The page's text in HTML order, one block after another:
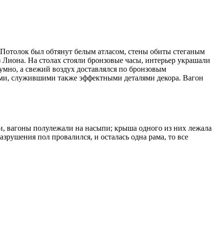
был обтянут белым атласом, стены обиты стеганым
На столах стояли бронзовые часы, интерьер украшали
а свежий воздух доставлялся по бронзовым
служившими также эффектными деталями декора. Вагон
вагоны полулежали на насыпи; крыша одного из них лежала
пол провалился, и осталась одна рама, то все